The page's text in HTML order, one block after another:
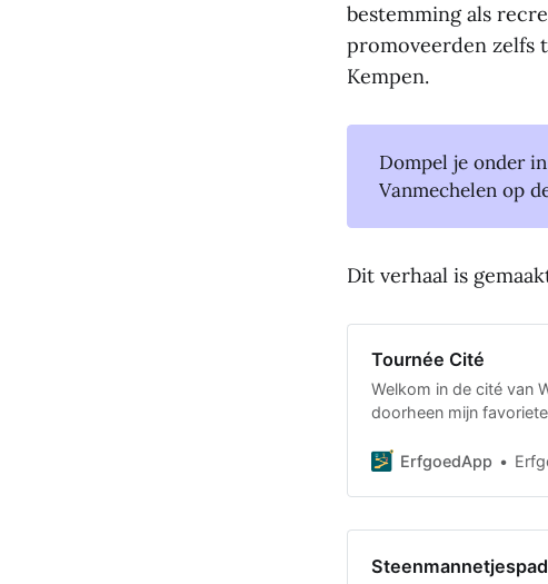
bestemming als
promoveerden zelfs
Kempen.
Dompel je onder in
Vanmechelen op
Dit verhaal is
Tournée Cité
Welkom in de cité van
doorheen mijn
ErfgoedApp
Steenmannetjespad